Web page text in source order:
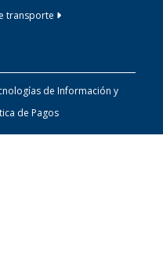
transporte
de Información y
de Pagos